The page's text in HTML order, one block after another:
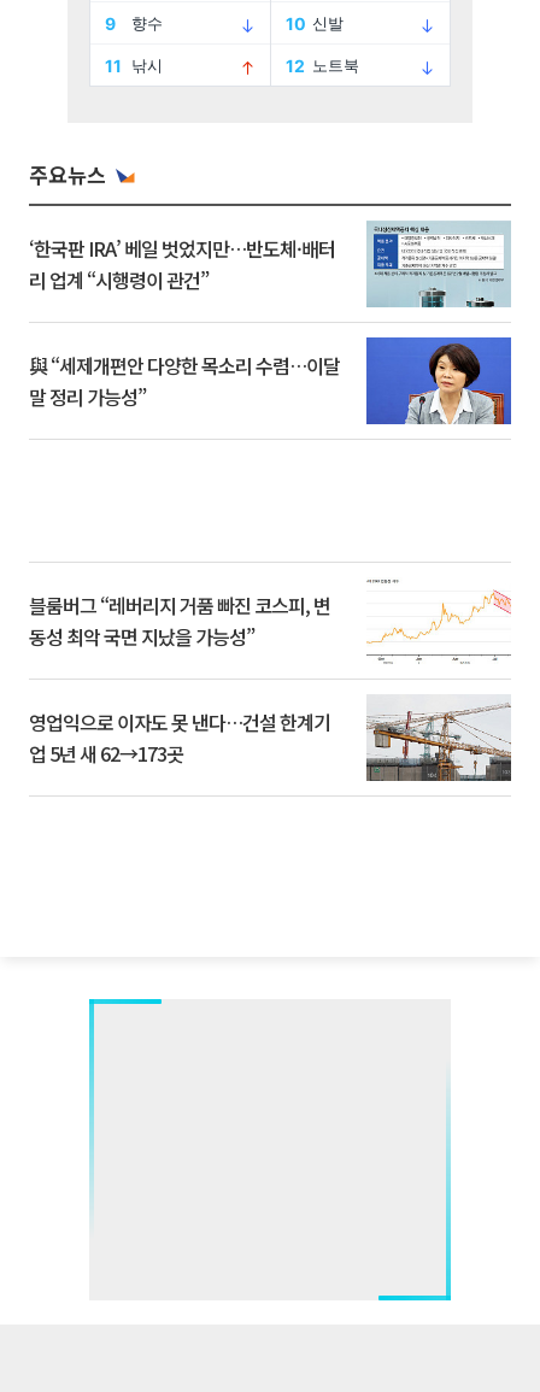
주요뉴스
‘한국판 IRA’ 베일 벗었지만…반도체·배터
리 업계 “시행령이 관건”
與 “세제개편안 다양한 목소리 수렴…이달
말 정리 가능성”
블룸버그 “레버리지 거품 빠진 코스피, 변
동성 최악 국면 지났을 가능성”
영업익으로 이자도 못 낸다…건설 한계기
업 5년 새 62→173곳